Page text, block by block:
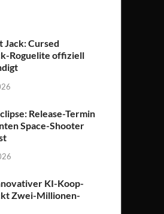
Jack: Cursed
Roguelite offiziell
Release-Termin
Space-Shooter
KI-Koop-
Zwei-Millionen-